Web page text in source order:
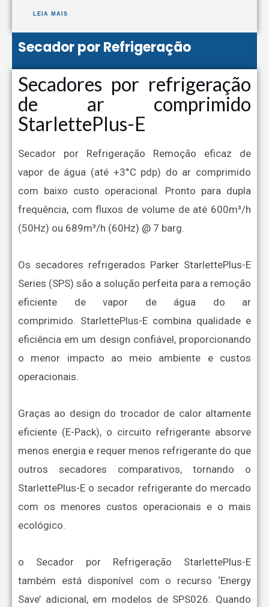
LEIA MAIS
Secador por Refrigeração
Secadores por refrigeração
de ar comprimido
StarlettePlus-E
Secador por Refrigeração Remoção eficaz de
vapor de água (até +3°C pdp) do ar comprimido
com baixo custo operacional. Pronto para dupla
frequência, com fluxos de volume de até 600m³/h
(50Hz) ou 689m³/h (60Hz) @ 7 barg.
Os secadores refrigerados Parker StarlettePlus-E
Series (SPS) são a solução perfeita para a remoção
eficiente de vapor de água do ar
comprimido. StarlettePlus-E combina qualidade e
eficiência em um design confiável, proporcionando
o menor impacto ao meio ambiente e custos
operacionais.
Graças ao design do trocador de calor altamente
eficiente (E-Pack), o circuito refrigerante absorve
menos energia e requer menos refrigerante do que
outros secadores comparativos, tornando o
StarlettePlus-E o secador refrigerante do mercado
com os menores custos operacionais e o mais
ecológico.
o Secador por Refrigeração StarlettePlus-E
também está disponível com o recurso ‘Energy
Save’ adicional, em modelos de SPS026. Quando